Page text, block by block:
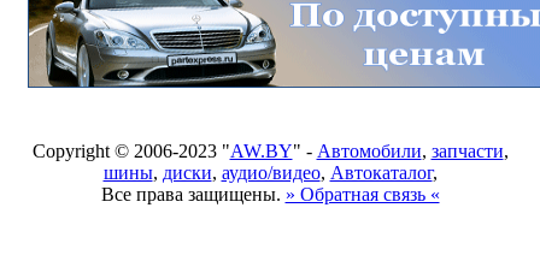
Copyright © 2006-2023 "AW.BY" - Автомобили, запчасти,
шины, диски, аудио/видео, Автокаталог,
Все права защищены. » Обратная связь «